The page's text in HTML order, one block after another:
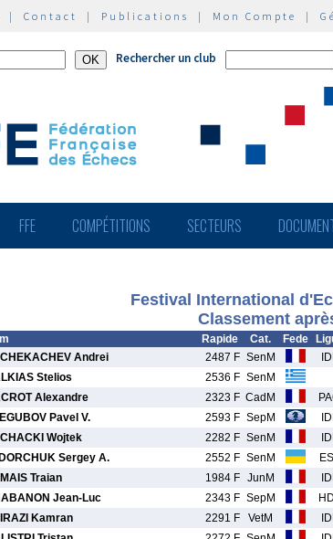
| Contact | Publications | Mon Compte |
Rechercher un club
FFE COMPÉTITIONS SECTEURS
Festival International
Classement
Rapide Cat. Fede
Andrei 2487 F SenM
Stelios 2536 F SenM
Alexandre 2323 F CadM
Pavel V. 2593 F SepM
Wojtek 2282 F SenM
Sergey A. 2552 F SenM
Traian 1984 F JunM
Jean-Luc 2343 F SepM
Kamran 2291 F VetM